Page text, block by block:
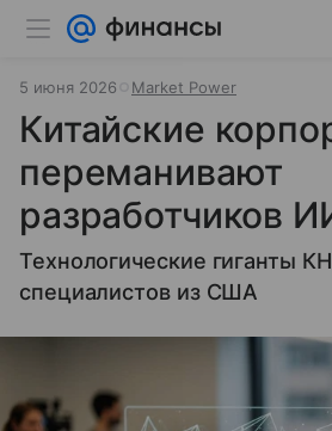
5 июня 2026 Market Power
Китайские
переманивают
разработчиков
Технологические гиганты
специалистов из США